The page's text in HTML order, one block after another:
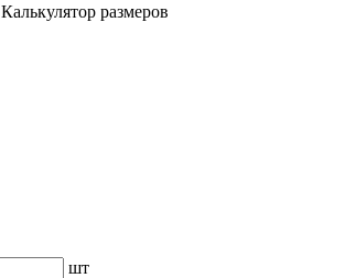
Калькулятор размеров
шт